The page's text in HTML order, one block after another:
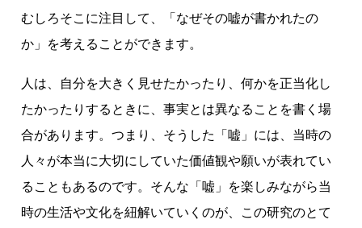
むしろそこに注目して、「なぜその嘘が書かれたの
か」を考えることができます。
人は、自分を大きく見せたかったり、何かを正当化し
たかったりするときに、事実とは異なることを書く場
合があります。つまり、そうした「嘘」には、当時の
人々が本当に大切にしていた価値観や願いが表れてい
ることもあるのです。そんな「嘘」を楽しみながら当
時の生活や文化を紐解いていくのが、この研究のとて